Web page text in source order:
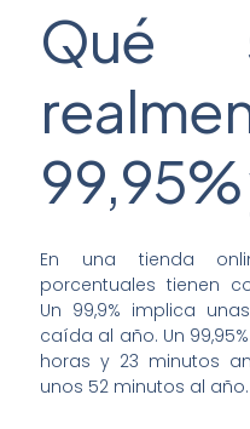
Qué
En una tienda
porcentuales tienen
Un 99,9% implica
caída al año. Un
horas y 23 minutos
unos 52 minutos al año.